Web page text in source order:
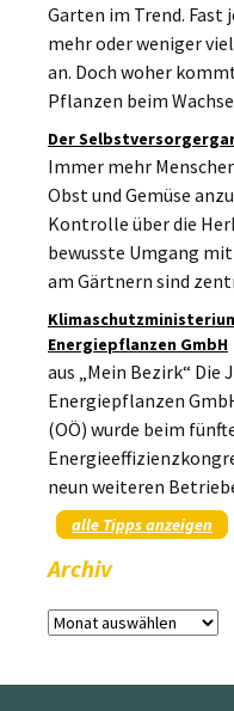
Garten im Trend. Fast
mehr oder weniger
an. Doch woher
Pflanzen beim
Der
Immer mehr
Obst und Gemüse
Kontrolle über die
bewusste Umgang mit
am Gärtnern sind
Energiepflanzen GmbH
aus „Mein Bezirk“ Die
Energiepflanzen
(OÖ) wurde beim
neun weiteren
alle Tipps anzeigen
Archiv
Archiv